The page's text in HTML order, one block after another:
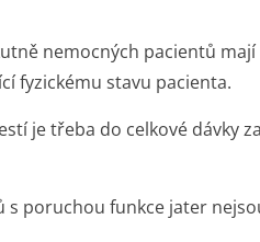
nemocných pacientů
fyzickému stavu pacienta.
je třeba do celkové dávky
poruchou funkce jater